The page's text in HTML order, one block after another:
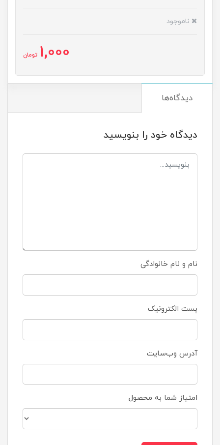
ناموجود
1,000 تومان
دیدگاه‌ها
دیدگاه خود را بنویسید
نام و نام خانوادگی
پست الکترونیک
آدرس وب‌سایت
امتیاز شما به محصول